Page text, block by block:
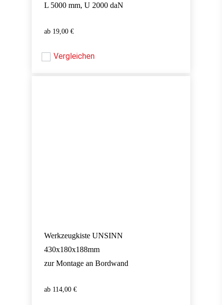
L 5000 mm, U 2000 daN
19,00 €
19,00
Vergleichen
Werkzeugkiste UNSINN
430x180x188mm
zur Montage an Bordwand
114,00 €
114,00